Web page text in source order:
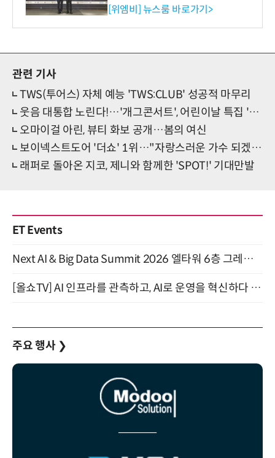
사장상 수상
[위엠비] 뉴스룸 바로가기>
관련 기사
TWS(투어스) 자체 예능 'TWS:CLUB' 성공적 마무리
웃음 대통합 노린다!…'개그콘서트', 어린이날 특집 '전체 관람가' 진행
오마이걸 아린, 뷰티 화보 공개…봄의 여신
보이넥스트도어 '더쇼' 1위…"자랑스러운 가수 되겠다"
래퍼로 돌아온 지코, 제니와 함께한 'SPOT!' 기대만발
ET Events
Next AI & Big Data Summit 2026 엘타워 6층 그레이스홀 개최 (9/18)
[올쇼TV] AI 인프라를 관측하고, AI로 운영을 혁신하다 (8월 11일 생방송)
주요 행사 ❯